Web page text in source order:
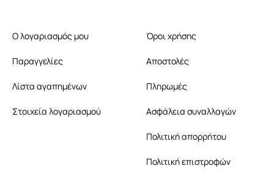
Ο λογαριασμός μου
Παραγγελίες
Λίστα αγαπημένων
Στοιχεία λογαριασμού
Όροι χρήσης
Αποστολές
Πληρωμές
Ασφάλεια συναλλαγών
Πολιτική απορρήτου
Πολιτική επιστροφών